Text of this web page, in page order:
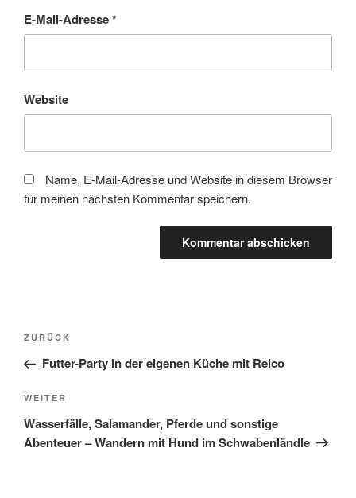
E-Mail-Adresse*
Website
Name, E-Mail-Adresse und Website in diesem Browser
für meinen nächsten Kommentar speichern.
Beitragsnavigation
Vorheriger
Beitrag
ZURÜCK
Futter-Party in der eigenen Küche mit Reico
Nächster
Beitrag
WEITER
Wasserfälle, Salamander, Pferde und sonstige
Abenteuer – Wandern mit Hund im Schwabenländle